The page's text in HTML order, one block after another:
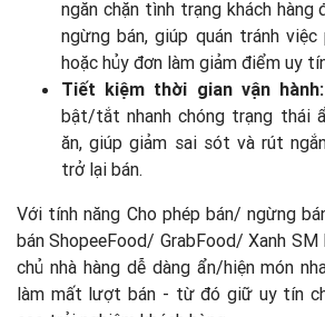
ngăn chặn tình trạng khách hàng
ngừng bán, giúp quán tránh
hoặc hủy đơn làm giảm điểm uy
Tiết kiệm thời gian vận hành:
bật/tắt nhanh chóng trạng thái
ăn, giúp giảm sai sót và rút
trở lại bán.
Với tính năng Cho phép bán/ ngừng
bán ShopeeFood/ GrabFood/ Xanh SM
chủ nhà hàng dễ dàng ẩn/hiện món
làm mất lượt bán - từ đó giữ uy tín